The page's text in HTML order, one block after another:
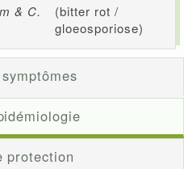
& C.
(bitter rot /
gloeosporiose)
protection